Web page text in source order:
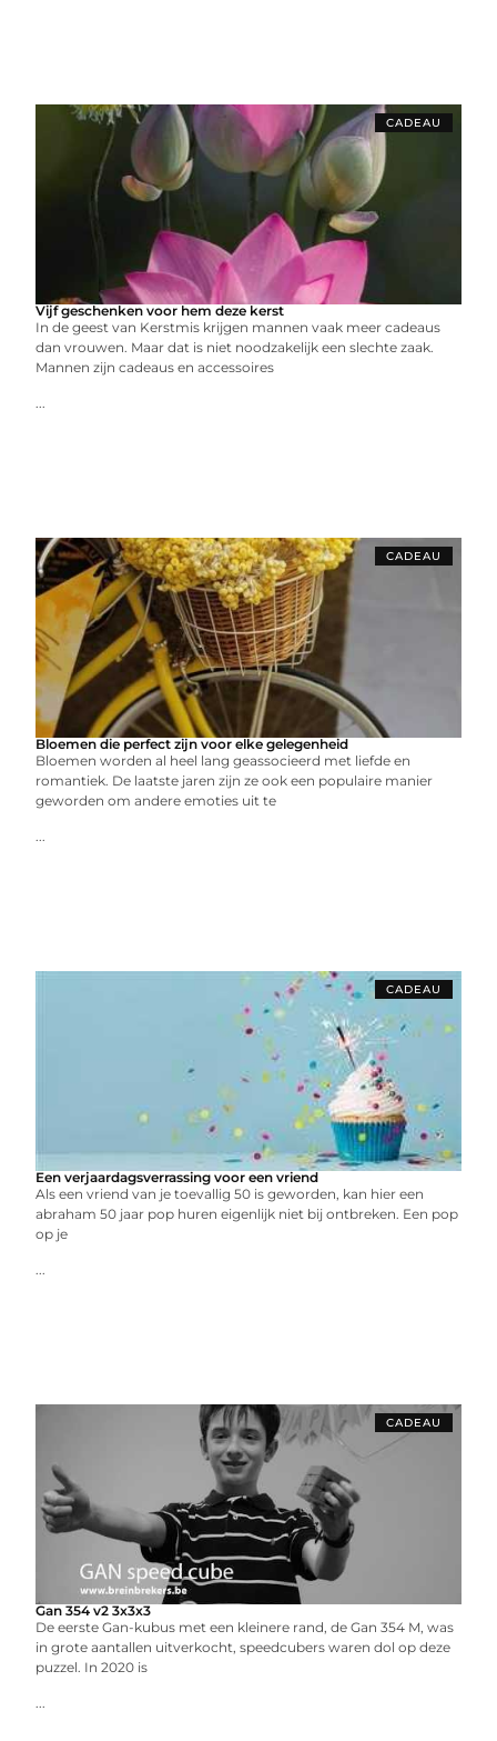
CADEAU
Vijf geschenken voor hem deze kerst
In de geest van Kerstmis krijgen mannen vaak meer cadeaus
dan vrouwen. Maar dat is niet noodzakelijk een slechte zaak.
Mannen zijn cadeaus en accessoires
...
CADEAU
Bloemen die perfect zijn voor elke gelegenheid
Bloemen worden al heel lang geassocieerd met liefde en
romantiek. De laatste jaren zijn ze ook een populaire manier
geworden om andere emoties uit te
...
CADEAU
Een verjaardagsverrassing voor een vriend
Als een vriend van je toevallig 50 is geworden, kan hier een
abraham 50 jaar pop huren eigenlijk niet bij ontbreken. Een pop
op je
...
CADEAU
Gan 354 v2 3x3x3
De eerste Gan-kubus met een kleinere rand, de Gan 354 M, was
in grote aantallen uitverkocht, speedcubers waren dol op deze
puzzel. In 2020 is
...